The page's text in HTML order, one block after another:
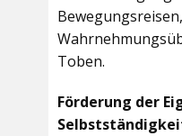
Bewegungsreisen,
Toben.
Förderung der